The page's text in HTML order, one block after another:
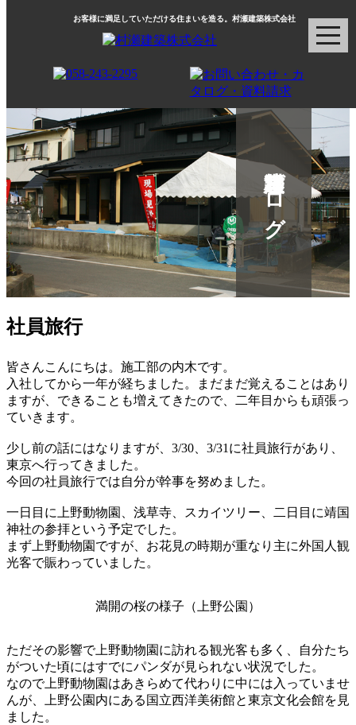
お客様に満足していただける住まいを造る。村瀬建築株式会社
村瀬建築ブログ
社員旅行
皆さんこんにちは。施工部の内木です。
入社してから一年が経ちました。まだまだ覚えることはあり
ますが、できることも増えてきたので、二年目からも頑張っ
ていきます。
少し前の話にはなりますが、3/30、3/31に社員旅行があり、
東京へ行ってきました。
今回の社員旅行では自分が幹事を努めました。
一日目に上野動物園、浅草寺、スカイツリー、二日目に靖国
神社の参拝という予定でした。
まず上野動物園ですが、お花見の時期が重なり主に外国人観
光客で賑わっていました。
満開の桜の様子（上野公園）
ただその影響で上野動物園に訪れる観光客も多く、自分たち
がついた頃にはすでにパンダが見られない状況でした。
なので上野動物園はあきらめて代わりに中には入っていませ
んが、上野公園内にある国立西洋美術館と東京文化会館を見
ました。